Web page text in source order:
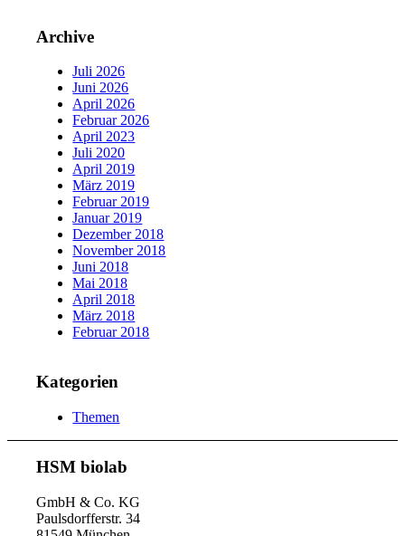
Archive
Juli 2026
Juni 2026
April 2026
Februar 2026
April 2023
Juli 2020
April 2019
März 2019
Februar 2019
Januar 2019
Dezember 2018
November 2018
Juni 2018
Mai 2018
April 2018
März 2018
Februar 2018
Kategorien
Themen
HSM biolab
GmbH & Co. KG
Paulsdorfferstr. 34